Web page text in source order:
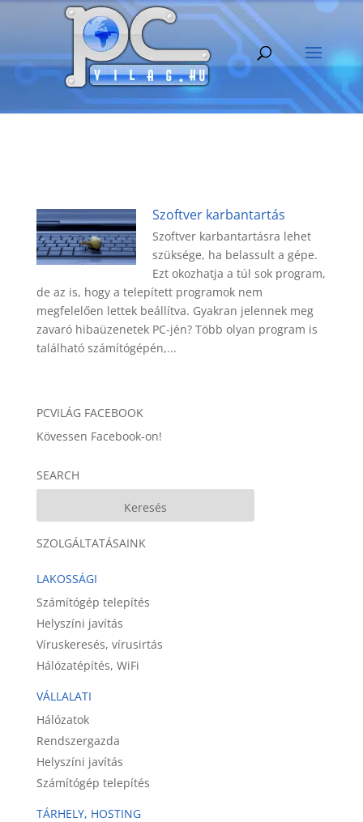
Szoftver karbantartás
Szoftver karbantartásra lehet
szüksége, ha belassult a gépe.
Ezt okozhatja a túl sok program,
de az is, hogy a telepített programok nem
megfelelően lettek beállítva. Gyakran jelennek meg
zavaró hibaüzenetek PC-jén? Több olyan program is
található számítógépén,...
PCVILÁG FACEBOOK
Kövessen Facebook-on!
SEARCH
SZOLGÁLTATÁSAINK
LAKOSSÁGI
Számítógép telepítés
Helyszíni javítás
Víruskeresés, vírusirtás
Hálózatépítés, WiFi
VÁLLALATI
Hálózatok
Rendszergazda
Helyszíni javítás
Számítógép telepítés
TÁRHELY, HOSTING